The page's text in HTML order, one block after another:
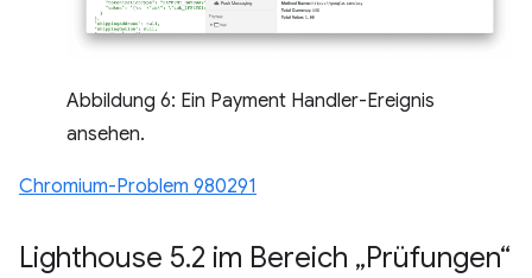
Abbildung 6: Ein Payment Handler-Ereignis
ansehen.
Chromium-Problem 980291
Lighthouse 5.2 im Bereich „Prüfungen“